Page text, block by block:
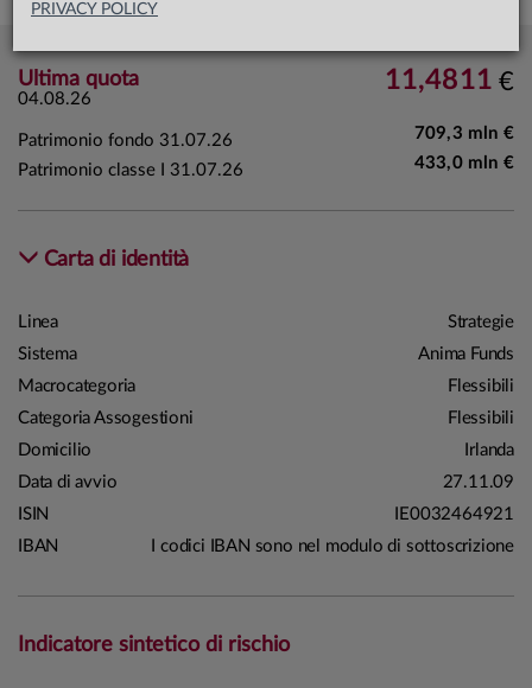
PRIVACY POLICY
Ultima quota
04.08.26
11,4811 €
Patrimonio fondo 31.07.26 709,3 mln €
Patrimonio classe I 31.07.26 433,0 mln €
Carta di identità
Linea
Strategie
Sistema
Anima Funds
Macrocategoria
Flessibili
Categoria Assogestioni
Flessibili
Domicilio
Irlanda
Data di avvio
27.11.09
ISIN
IE0032464921
IBAN
I codici IBAN sono nel modulo di sottoscrizione
Indicatore sintetico di rischio